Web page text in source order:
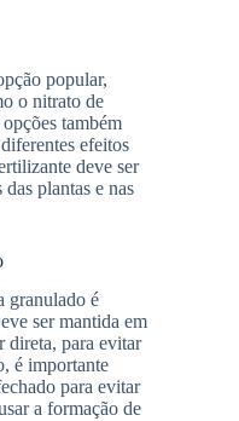
popular,
o nitrato de
também
efeitos
deve ser
das plantas e nas
granulado é
ser mantida em
direta, para evitar
é importante
para evitar
a formação de